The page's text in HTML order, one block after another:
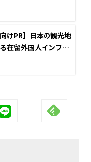
向けPR】日本の観光地
在留外国人インフル